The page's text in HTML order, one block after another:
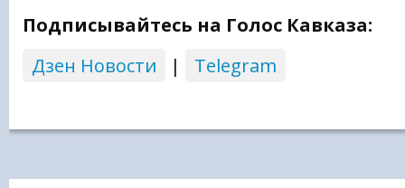
Подписывайтесь на Голос Кавказа:
Дзен Новости
| Telegram